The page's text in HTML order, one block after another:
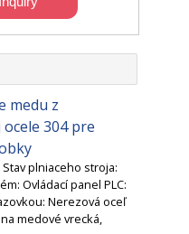
medu z
304 pre
plniaceho stroja:
Ovládací panel PLC:
Nerezová oceľ
medové vrecká,